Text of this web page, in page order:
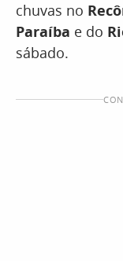
chuvas no
Paraíba e do
sábado.